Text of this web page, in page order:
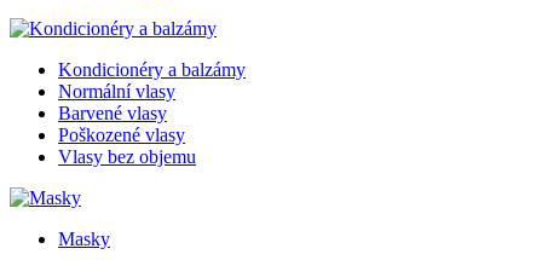
Kondicionéry a balzámy
Normální vlasy
Barvené vlasy
Poškozené vlasy
Vlasy bez objemu
Masky